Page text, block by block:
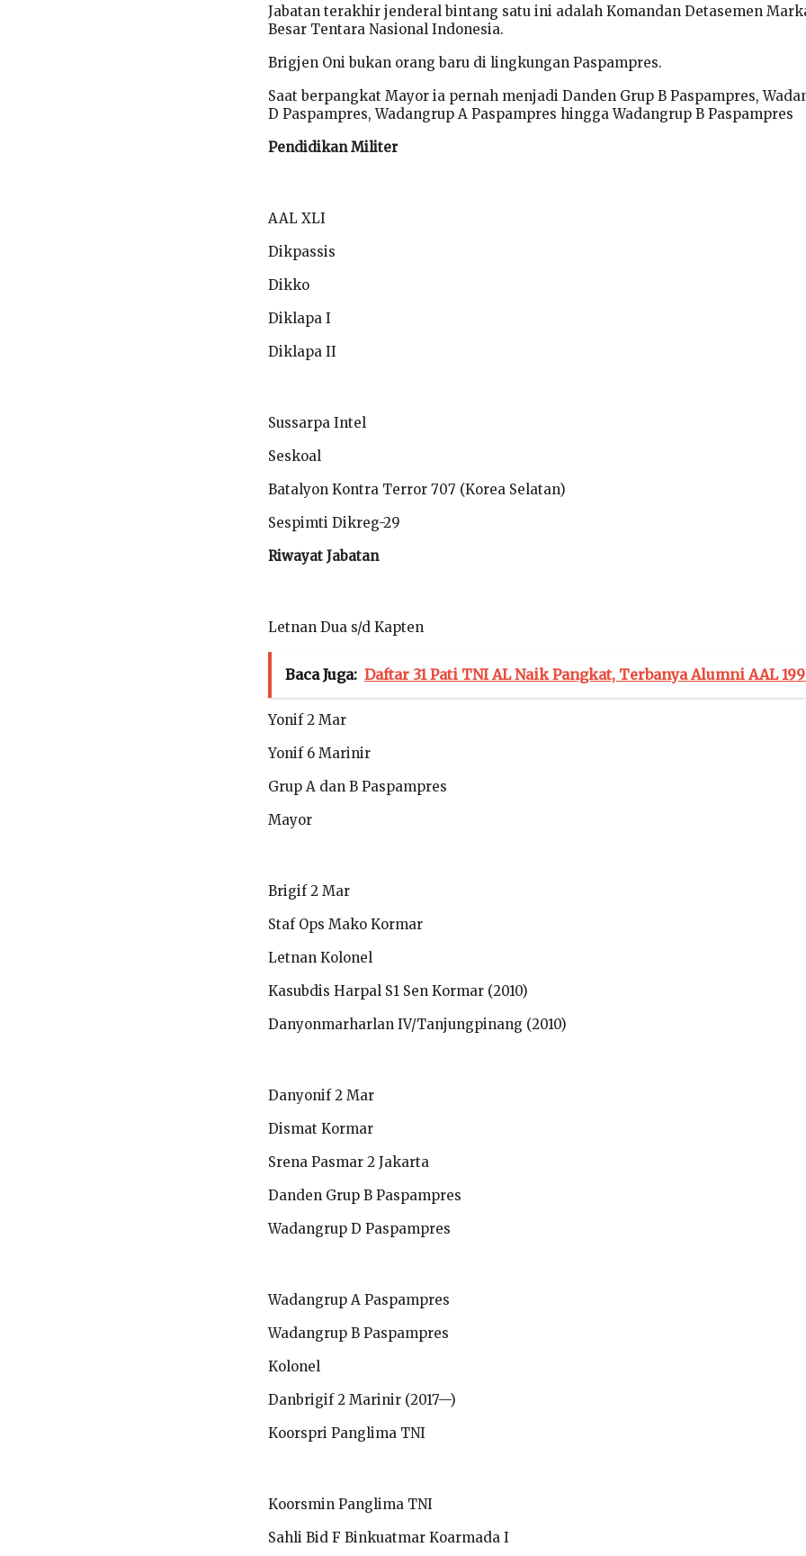
Jabatan terakhir jenderal bintang satu ini adalah Komandan Detasemen
Besar Tentara Nasional Indonesia.
Brigjen Oni bukan orang baru di lingkungan Paspampres.
Saat berpangkat Mayor ia pernah menjadi Danden Grup B Paspampres,
D Paspampres, Wadangrup A Paspampres hingga Wadangrup B Paspampres
Pendidikan Militer
AAL XLI
Dikpassis
Dikko
Diklapa I
Diklapa II
Sussarpa Intel
Seskoal
Batalyon Kontra Terror 707 (Korea Selatan)
Sespimti Dikreg-29
Riwayat Jabatan
Letnan Dua s/d Kapten
Baca Juga: Daftar 31 Pati TNI AL Naik Pangkat, Terbanya Alumni AAL
Yonif 2 Mar
Yonif 6 Marinir
Grup A dan B Paspampres
Mayor
Brigif 2 Mar
Staf Ops Mako Kormar
Letnan Kolonel
Kasubdis Harpal S1 Sen Kormar (2010)
Danyonmarharlan IV/Tanjungpinang (2010)
Danyonif 2 Mar
Dismat Kormar
Srena Pasmar 2 Jakarta
Danden Grup B Paspampres
Wadangrup D Paspampres
Wadangrup A Paspampres
Wadangrup B Paspampres
Kolonel
Danbrigif 2 Marinir (2017—)
Koorspri Panglima TNI
Koorsmin Panglima TNI
Sahli Bid F Binkuatmar Koarmada I